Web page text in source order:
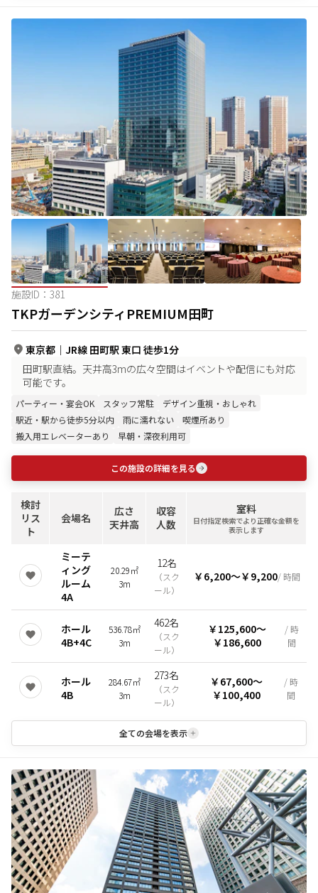
施設ID： 381
TKPガーデンシティPREMIUM田町
東京都 ｜ JR線 田町駅 東口 徒歩1分
田町駅直結。天井高3mの広々空間はイベントや配信にも対応
可能です。
パーティー・宴会OK スタッフ常駐
デザイン重視・おしゃれ
駅近・駅から徒歩5分以内
雨に濡れない
喫煙所あり
搬入用エレベーターあり
早朝・深夜利用可
この施設の詳細を見る
検討
リス
ト
会場名
広さ
天井高
収容
人数
室料
日付指定検索でより正確な金額を
表示します
ミーテ
ィング
ルーム
4A
20.29㎡
3m
12名
（スク
ール）
￥6,200〜￥9,200/ 時間
ホール
4B+4C
536.78㎡
3m
462名
（スク
ール）
￥125,600〜
￥186,600
/ 時
間
ホール
4B
284.67㎡
3m
273名
（スク
ール）
￥67,600〜
￥100,400
/ 時
間
全ての会場を表示